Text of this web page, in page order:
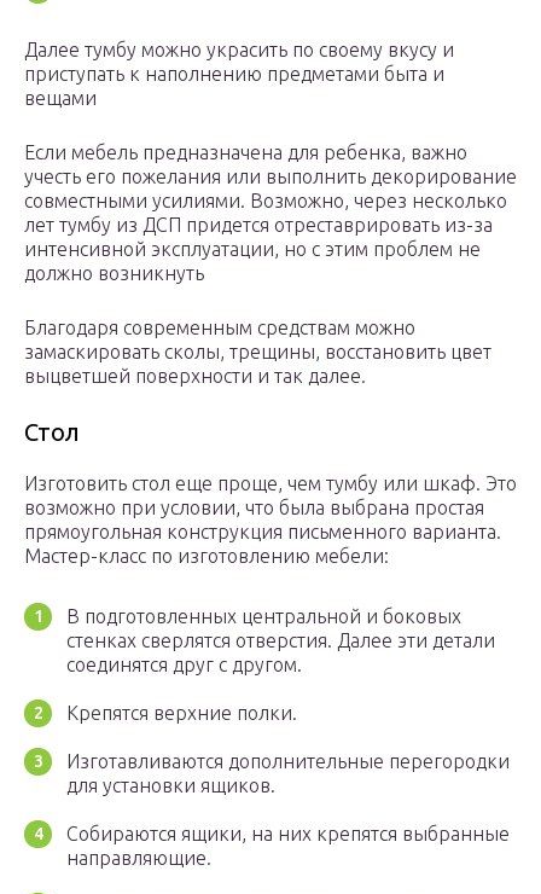
Далее тумбу можно украсить по своему вкусу и
приступать к наполнению предметами быта и
вещами
Если мебель предназначена для ребенка, важно
учесть его пожелания или выполнить декорирование
совместными усилиями. Возможно, через несколько
лет тумбу из ДСП придется отреставрировать из-за
интенсивной эксплуатации, но с этим проблем не
должно возникнуть
Благодаря современным средствам можно
замаскировать сколы, трещины, восстановить цвет
выцветшей поверхности и так далее.
Стол
Изготовить стол еще проще, чем тумбу или шкаф. Это
возможно при условии, что была выбрана простая
прямоугольная конструкция письменного варианта.
Мастер-класс по изготовлению мебели:
В подготовленных центральной и боковых
стенках сверлятся отверстия. Далее эти детали
соединятся друг с другом.
Крепятся верхние полки.
Изготавливаются дополнительные перегородки
для установки ящиков.
Собираются ящики, на них крепятся выбранные
направляющие.